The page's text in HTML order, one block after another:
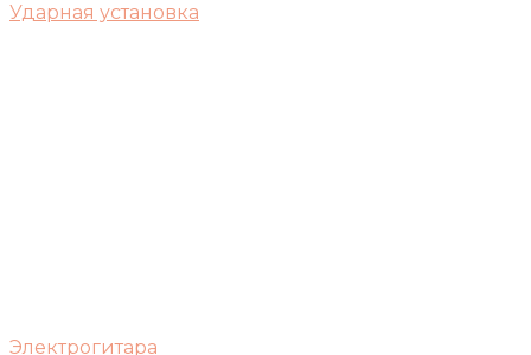
Ударная установка
Электрогитара